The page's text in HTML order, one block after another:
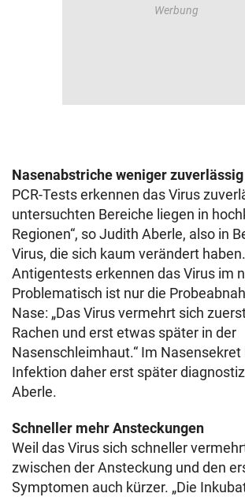
Nasenabstriche weniger zuverlässig
PCR-Tests erkennen das Virus
untersuchten Bereiche liegen in
Regionen“, so Judith Aberle, also in
Virus, die sich kaum verändert
Antigentests erkennen das Virus im
Problematisch ist nur die
Nase: „Das Virus vermehrt sich
Rachen und erst etwas später in der
Nasenschleimhaut.“ Im Nasensekret
Infektion daher erst später
Aberle.
Schneller mehr Ansteckungen
Weil das Virus sich schneller
zwischen der Ansteckung und den
Symptomen auch kürzer. „Die